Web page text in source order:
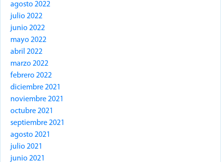
agosto 2022
julio 2022
junio 2022
mayo 2022
abril 2022
marzo 2022
febrero 2022
diciembre 2021
noviembre 2021
octubre 2021
septiembre 2021
agosto 2021
julio 2021
junio 2021